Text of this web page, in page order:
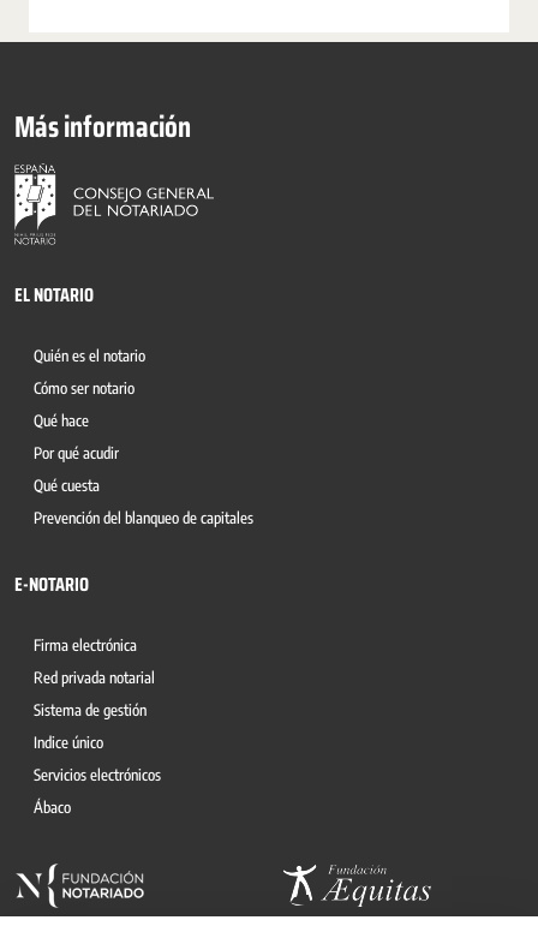
Más información
EL NOTARIO
Quién es el notario
Cómo ser notario
Qué hace
Por qué acudir
Qué cuesta
Prevención del blanqueo de capitales
E-NOTARIO
Firma electrónica
Red privada notarial
Sistema de gestión
Indice único
Servicios electrónicos
Ábaco